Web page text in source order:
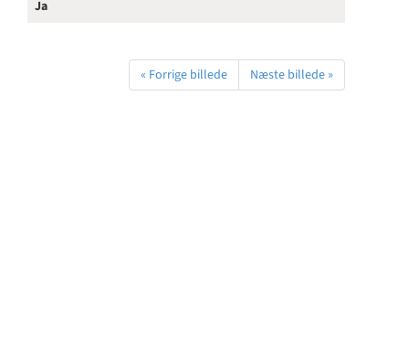
Ja
« Forrige billede Næste billede »